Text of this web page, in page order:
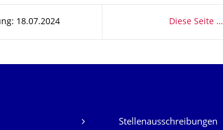
18.07.2024 Diese Seite …
Stellenausschreibungen